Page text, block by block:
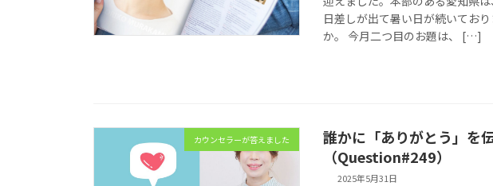
日差しが出て暑い日が続いてお
か。 今月二つ目のお題は、 […]
カウンセラーが答えました
誰かに「ありがとう」を
（Question#249）
2025年5月31日